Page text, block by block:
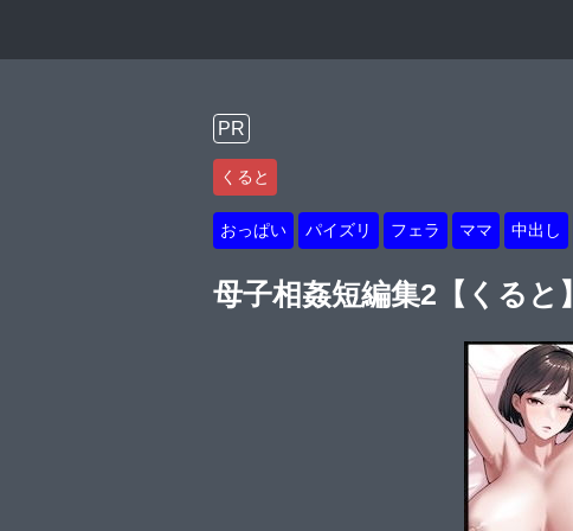
PR
くると
おっぱい パイズリ フェラ ママ 中出し
母子相姦短編集2【くると】